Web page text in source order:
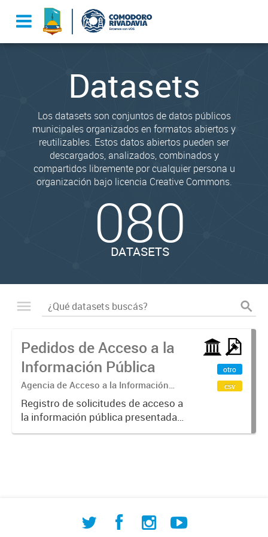
Datasets
Los datasets son conjuntos de datos públicos
municipales organizados en formatos abiertos y
reutilizables. Estos datos abiertos pueden ser
descargados, analizados, combinados y
compartidos libremente por cualquier persona u
organización bajo licencia Creative Commons.
080
DATASETS
Pedidos de Acceso a la
Información Pública
Agencia de Acceso a la Información
Pública
Registro de solicitudes de acceso a
la información pública presentadas
ante la Agencia de AIP de la
otro
csv